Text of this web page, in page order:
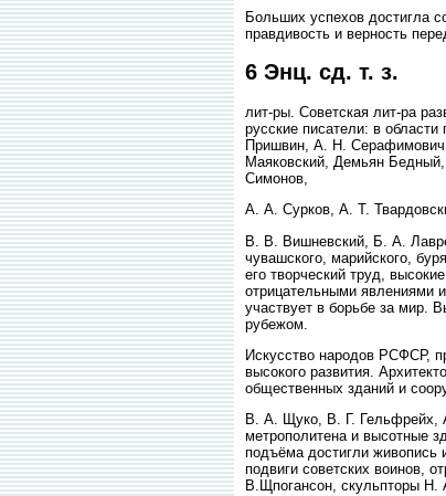
Больших успехов достигла
правдивость и верность
6 Энц. сд. т. з.
лит-ры. Советская лит-ра
русские писатели: в
Пришвин, А. Н.
Маяковский, Демьян
Симонов,
A. А. Сурков, А. Т.
B. В. Вишневский, Б. А.
чувашского, марийского,
его творческий труд,
отрицательными явлениями
участвует в борьбе за мир.
рубежом.
Искусство народов РСФСР,
высокого развития.
общественных зданий и
B. А. Щуко, В. Г. Гельфрейх,
метрополитена и высотные
подъёма достигли живопись
подвиги советских воинов,
В.Щпогансон, скульпторы